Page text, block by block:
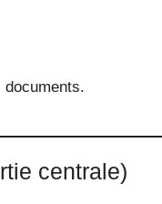
centrale)